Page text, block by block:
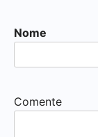
Nome
Comente